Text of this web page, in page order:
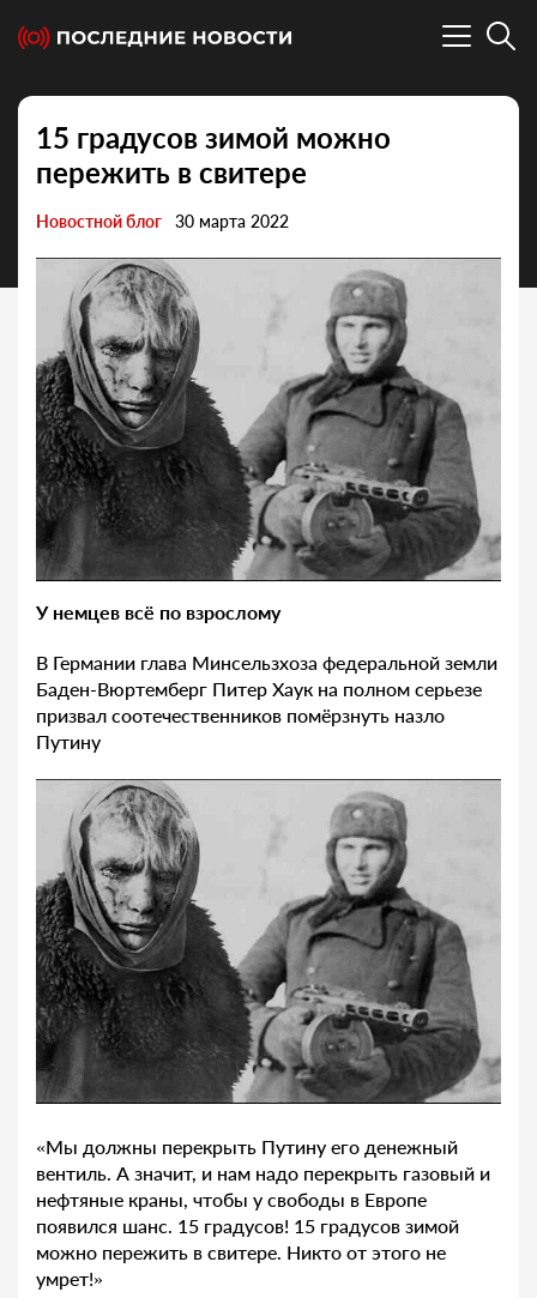
15 градусов зимой можно
пережить в свитере
Новостной блог 30 марта 2022
У немцев всё по взрослому
В Германии глава Минсельзхоза федеральной земли
Баден-Вюртемберг Питер Хаук на полном серьезе
призвал соотечественников помёрзнуть назло
Путину
«Мы должны перекрыть Путину его денежный
вентиль. А значит, и нам надо перекрыть газовый и
нефтяные краны, чтобы у свободы в Европе
появился шанс. 15 градусов! 15 градусов зимой
можно пережить в свитере. Никто от этого не
умрет!»